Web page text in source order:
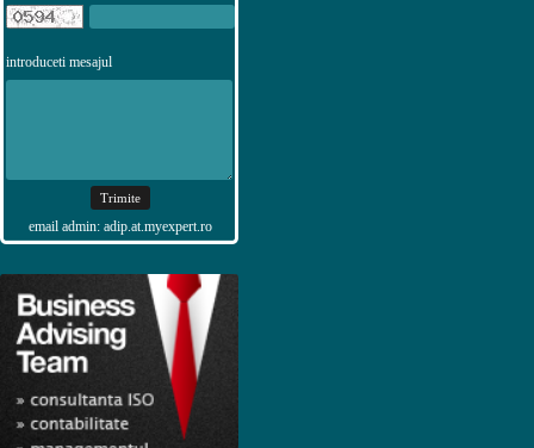
introduceti mesajul
email admin: adip.at.myexpert.ro